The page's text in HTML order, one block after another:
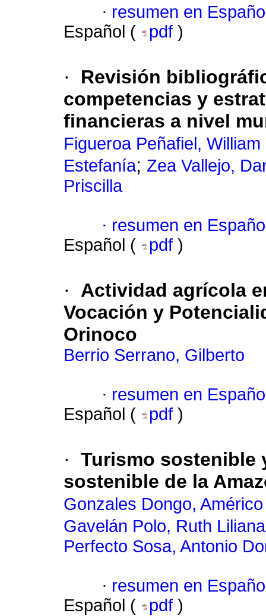
· resumen en
Español (
pdf )
·
Revisión
competencias y
financieras a nivel
Figueroa Peñafiel, William
Estefanía; Zea Vallejo,
Priscilla
· resumen en
Español (
pdf )
·
Actividad agrícola
Vocación y
Orinoco
Berrio Serrano, Gilberto
· resumen en
Español (
pdf )
· Turismo sostenible
sostenible de la
Gonzales Dongo,
Gavelán Polo, Ruth Liliana
Perfecto Sosa, Antonio
· resumen en
Español (
pdf )